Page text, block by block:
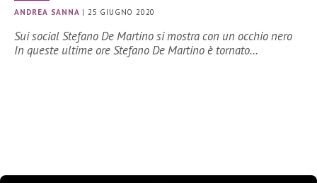
ANDREA SANNA |25 GIUGNO 2020
Sui social Stefano De Martino si mostra con un occhio nero
In queste ultime ore Stefano De Martino è tornato…